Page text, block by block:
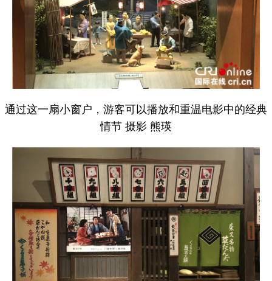
通过这一扇小窗户，游客可以播放和重温电影中的经典
情节 摄影 熊瑛